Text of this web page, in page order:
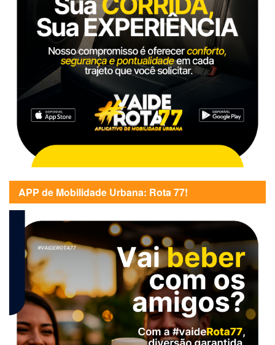
APP de Mobilidade Urbana: Rota 77!